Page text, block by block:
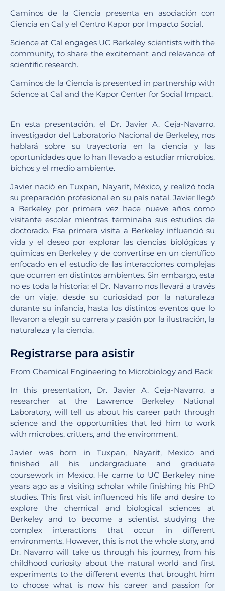
Caminos de la Ciencia presenta en asociación con
Ciencia en Cal y el Centro Kapor por Impacto Social.
Science at Cal engages UC Berkeley scientists with the
community, to share the excitement and relevance of
scientific research.
Caminos de la Ciencia is presented in partnership with
Science at Cal and the Kapor Center for Social Impact.
En esta presentación, el Dr. Javier A. Ceja-Navarro,
investigador del Laboratorio Nacional de Berkeley, nos
hablará sobre su trayectoria en la ciencia y las
oportunidades que lo han llevado a estudiar microbios,
bichos y el medio ambiente.
Javier nació en Tuxpan, Nayarit, México, y realizó toda
su preparación profesional en su país natal. Javier llegó
a Berkeley por primera vez hace nueve años como
visitante escolar mientras terminaba sus estudios de
doctorado. Esa primera visita a Berkeley influenció su
vida y el deseo por explorar las ciencias biológicas y
químicas en Berkeley y de convertirse en un científico
enfocado en el estudio de las interacciones complejas
que ocurren en distintos ambientes. Sin embargo, esta
no es toda la historia; el Dr. Navarro nos llevará a través
de un viaje, desde su curiosidad por la naturaleza
durante su infancia, hasta los distintos eventos que lo
llevaron a elegir su carrera y pasión por la ilustración, la
naturaleza y la ciencia.
Registrarse para asistir
From Chemical Engineering to Microbiology and Back
In this presentation, Dr. Javier A. Ceja-Navarro, a
researcher at the Lawrence Berkeley National
Laboratory, will tell us about his career path through
science and the opportunities that led him to work
with microbes, critters, and the environment.
Javier was born in Tuxpan, Nayarit, Mexico and
finished all his undergraduate and graduate
coursework in Mexico. He came to UC Berkeley nine
years ago as a visiting scholar while finishing his PhD
studies. This first visit influenced his life and desire to
explore the chemical and biological sciences at
Berkeley and to become a scientist studying the
complex interactions that occur in different
environments. However, this is not the whole story, and
Dr. Navarro will take us through his journey, from his
childhood curiosity about the natural world and first
experiments to the different events that brought him
to choose what is now his career and passion for